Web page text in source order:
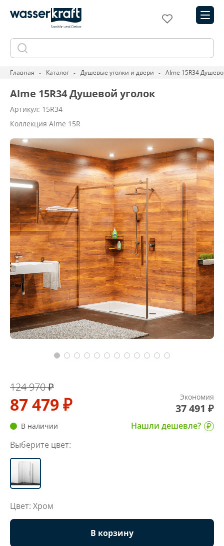
Главная Каталог Душевые уголки и двери Alme 15R34
Alme 15R34 Душевой уголок
Артикул: 15R34
Коллекция Alme 15R
124 970 ₽
87 479 ₽ Экономия
37 491 ₽
В наличии
Нашли дешевле?
Выберите цвет:
Цвет: Хром
В корзину